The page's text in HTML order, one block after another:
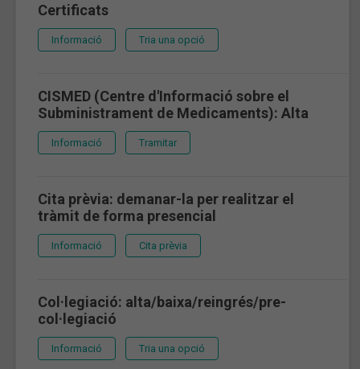
Certificats
Informació Tria una opció
CISMED (Centre d'Informació sobre el
Subministrament de Medicaments): Alta
Informació Tramitar
Cita prèvia: demanar-la per realitzar el
tràmit de forma presencial
Informació Cita prèvia
Col·legiació: alta/baixa/reingrés/pre-
col·legiació
Informació Tria una opció